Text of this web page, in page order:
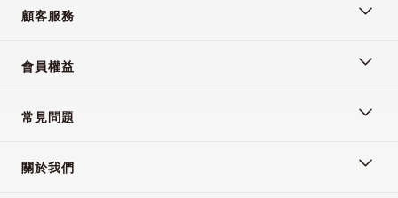
顧客服務
會員權益
常見問題
關於我們